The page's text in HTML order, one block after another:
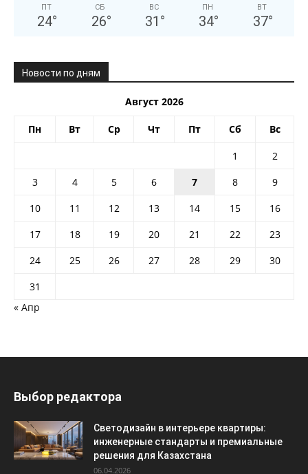
ПТ
24°
СБ
26°
ВС
31 °
ПН
34°
ВТ
37°
Новости по дням
Август 2026
Пн Вт Ср Чт Пт Сб Вс
1
2
3
4 5 6 7 8
9
10
11 12 13 14 15
16
17
18 19 20 21 22
23
24
25 26 27 28 29
30
31
« Апр
Выбор редактора
Светодизайн в интерьере квартиры:
инженерные стандарты и премиальные
решения для Казахстана
06.04.2026